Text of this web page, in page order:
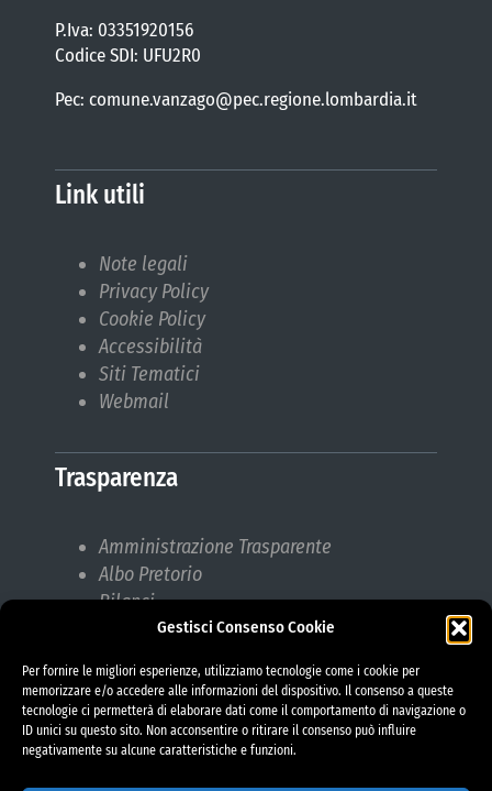
Gestisci Consenso Cookie
Per fornire le migliori esperienze, utilizziamo tecnologie come i cookie per
memorizzare e/o accedere alle informazioni del dispositivo. Il consenso a queste
tecnologie ci permetterà di elaborare dati come il comportamento di navigazione o
ID unici su questo sito. Non acconsentire o ritirare il consenso può influire
negativamente su alcune caratteristiche e funzioni.
P.Iva: 03351920156
Codice SDI: UFU2R0
Pec: comune.vanzago@pec.regione.lombardia.it
Link utili
Note legali
Privacy Policy
Cookie Policy
Accessibilità
Siti Tematici
Webmail
Trasparenza
Amministrazione Trasparente
Albo Pretorio
Bilanci
Bandi di gara
Responsabile protezione dati (RPD)